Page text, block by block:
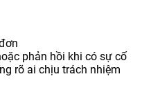
phản hồi khi có sự cố
rõ ai chịu trách nhiệm